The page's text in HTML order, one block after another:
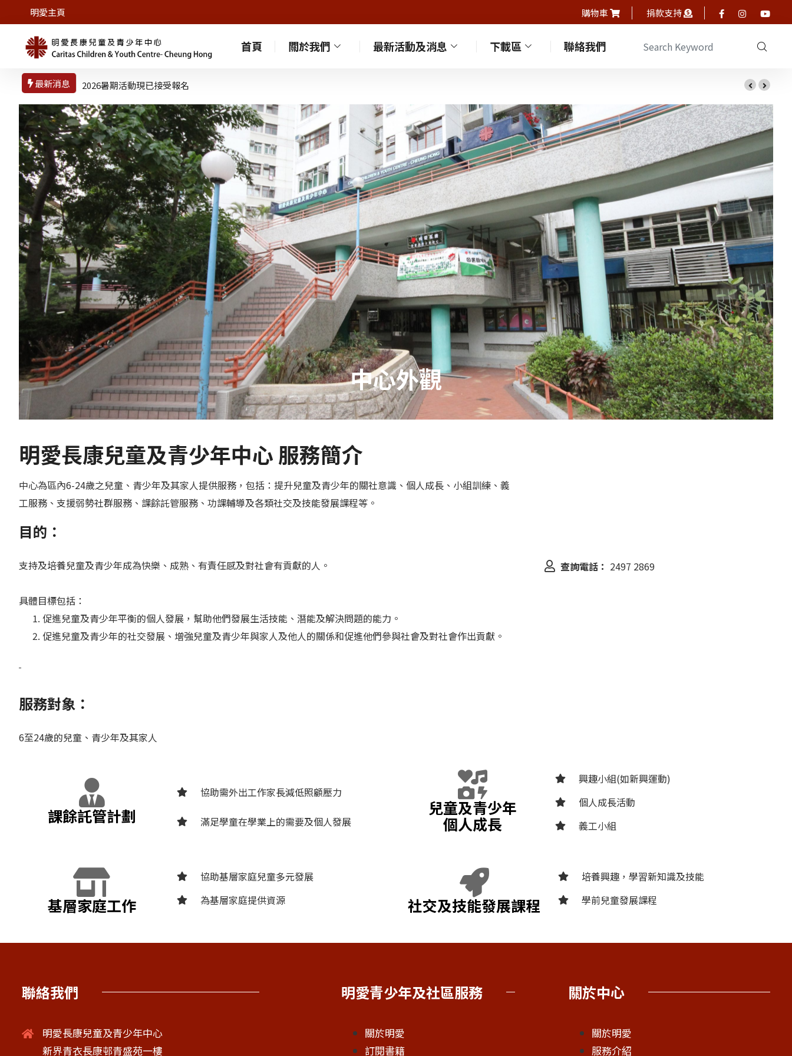
明愛主頁 購物車 捐款支持
首頁 關於我們 最新活動及消息 下載區 聯絡我們
最新消息
2026暑期活動現已接受報名DSE 做好準備迎接放榜
中心外觀
明愛長康兒童及青少年中心 服務簡介
中心為區內6-24歲之兒童、青少年及其家人提供服務，包括：提升兒童及青少年的關社意識、個人成長、小組訓練、義
工服務、支援弱勢社群服務、課餘託管服務、功課輔導及各類社交及技能發展課程等。
目的：
支持及培養兒童及青少年成為快樂、成熟、有責任感及對社會有貢獻的人。
具體目標包括：
促進兒童及青少年平衡的個人發展，幫助他們發展生活技能、潛能及解決問題的能力。
促進兒童及青少年的社交發展、增強兒童及青少年與家人及他人的關係和促進他們參與社會及對社會作出貢獻。
查詢電話： 2497 2869
服務對象：
6至24歲的兒童、青少年及其家人
課餘託管計劃
協助需外出工作家長減低照顧壓力
滿足學童在學業上的需要及個人發展
兒童及青少年
個人成長
興趣小組(如新興運動)
個人成長活動
義工小組
基層家庭工作
協助基層家庭兒童多元發展
為基層家庭提供資源
社交及技能發展課程
培養興趣，學習新知識及技能
學前兒童發展課程
聯絡我們
明愛長康兒童及青少年中心
新界青衣長康邨青盛苑一樓
明愛青少年及社區服務
關於明愛
訂閱書籍
關於中心
關於明愛
服務介紹